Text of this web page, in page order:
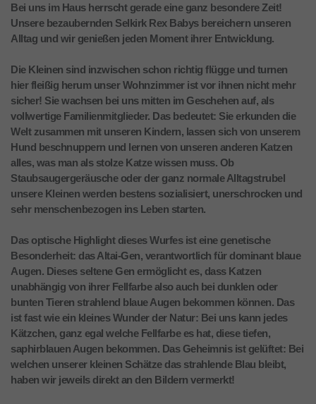
Bei uns im Haus herrscht gerade eine ganz besondere Zeit!
Unsere bezaubernden Selkirk Rex Babys bereichern unseren
Alltag und wir genießen jeden Moment ihrer Entwicklung.
Die Kleinen sind inzwischen schon richtig flügge und turnen
hier fleißig herum unser Wohnzimmer ist vor ihnen nicht mehr
sicher! Sie wachsen bei uns mitten im Geschehen auf, als
vollwertige Familienmitglieder. Das bedeutet: Sie erkunden die
Welt zusammen mit unseren Kindern, lassen sich von unserem
Hund beschnuppern und lernen von unseren anderen Katzen
alles, was man als stolze Katze wissen muss. Ob
Staubsaugergeräusche oder der ganz normale Alltagstrubel
unsere Kleinen werden bestens sozialisiert, unerschrocken und
sehr menschenbezogen ins Leben starten.
Das optische Highlight dieses Wurfes ist eine genetische
Besonderheit: das Altai-Gen, verantwortlich für dominant blaue
Augen. Dieses seltene Gen ermöglicht es, dass Katzen
unabhängig von ihrer Fellfarbe also auch bei dunklen oder
bunten Tieren strahlend blaue Augen bekommen können. Das
ist fast wie ein kleines Wunder der Natur: Bei uns kann jedes
Kätzchen, ganz egal welche Fellfarbe es hat, diese tiefen,
saphirblauen Augen bekommen. Das Geheimnis ist gelüftet: Bei
welchen unserer kleinen Schätze das strahlende Blau bleibt,
haben wir jeweils direkt an den Bildern vermerkt!